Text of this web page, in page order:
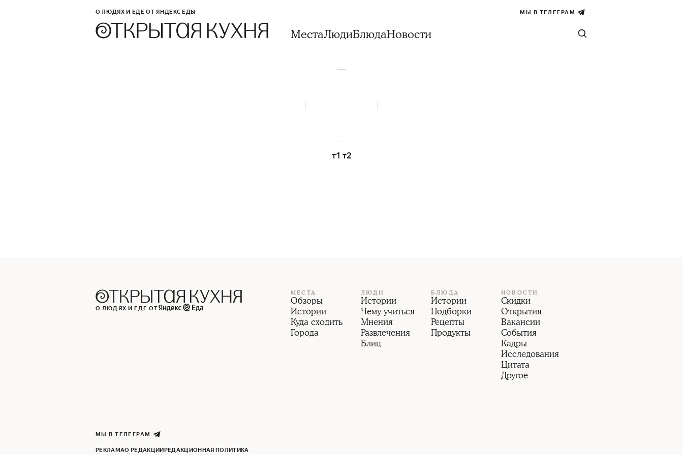
О ЛЮДЯХ И ЕДЕ ОТ ЯНДЕКС ЕДЫ МЫ В ТЕЛЕГРАМ
МестаЛюдиБлюдаНовости
т1 т2
О ЛЮДЯХ И ЕДЕ ОТ
МЕСТА
Обзоры
Истории
Куда сходить
Города
ЛЮДИ
Истории
Чему учиться
Мнения
Развлечения
Блиц
БЛЮДА
Истории
Подборки
Рецепты
Продукты
НОВОСТИ
Скидки
Открытия
Вакансии
События
Кадры
Исследования
Цитата
Другое
МЫ В ТЕЛЕГРАМ
РЕКЛАМАО РЕДАКЦИИРЕДАКЦИОННАЯ ПОЛИТИКА